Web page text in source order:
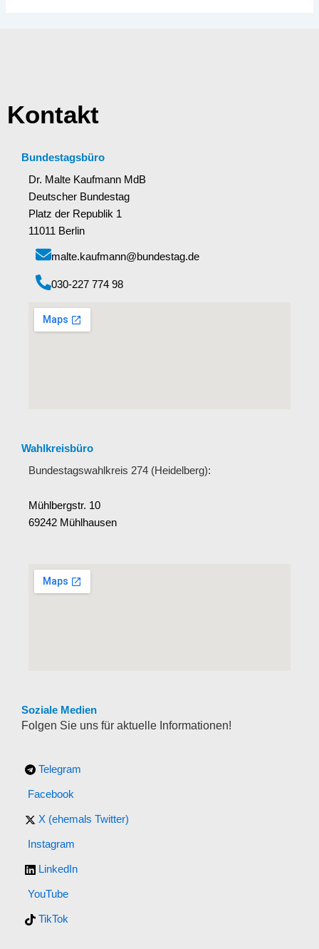
Kontakt
Bundestagsbüro
Dr. Malte Kaufmann MdB
Deutscher Bundestag
Platz der Republik 1
11011 Berlin
malte.kaufmann@bundestag.de
‭030-227 774 98‬
Wahlkreisbüro
Bundestagswahlkreis 274 (Heidelberg):
Mühlbergstr. 10
69242 Mühlhausen
Soziale Medien
Folgen Sie uns für aktuelle Informationen!
Telegram
Facebook
X (ehemals Twitter)
Instagram
LinkedIn
YouTube
TikTok